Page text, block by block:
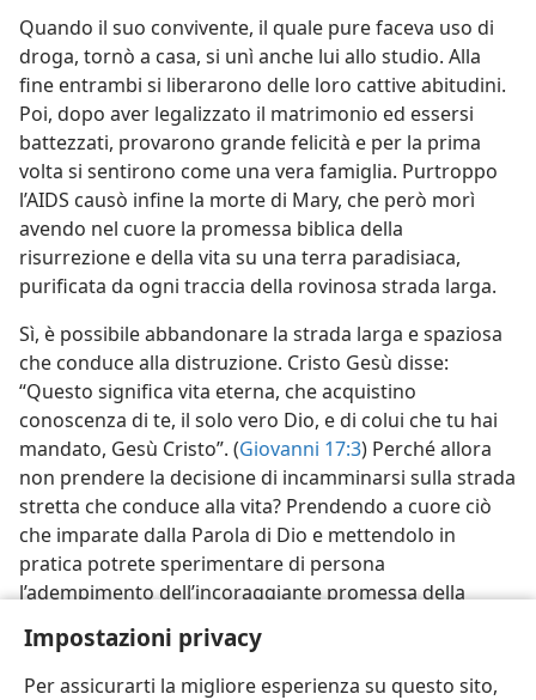
Impostazioni privacy
Per assicurarti la migliore esperienza su questo sito,
Quando il suo convivente, il quale pure faceva uso di
droga, tornò a casa, si unì anche lui allo studio. Alla
fine entrambi si liberarono delle loro cattive abitudini.
Poi, dopo aver legalizzato il matrimonio ed essersi
battezzati, provarono grande felicità e per la prima
volta si sentirono come una vera famiglia. Purtroppo
l’AIDS causò infine la morte di Mary, che però morì
avendo nel cuore la promessa biblica della
risurrezione e della vita su una terra paradisiaca,
purificata da ogni traccia della rovinosa strada larga.
Sì, è possibile abbandonare la strada larga e spaziosa
che conduce alla distruzione. Cristo Gesù disse:
“Questo significa vita eterna, che acquistino
conoscenza di te, il solo vero Dio, e di colui che tu hai
mandato, Gesù Cristo”. (Giovanni 17:3) Perché allora
non prendere la decisione di incamminarsi sulla strada
stretta che conduce alla vita? Prendendo a cuore ciò
che imparate dalla Parola di Dio e mettendolo in
pratica potrete sperimentare di persona
l’adempimento dell’incoraggiante promessa della
liberi”. —Giovanni 8:32.